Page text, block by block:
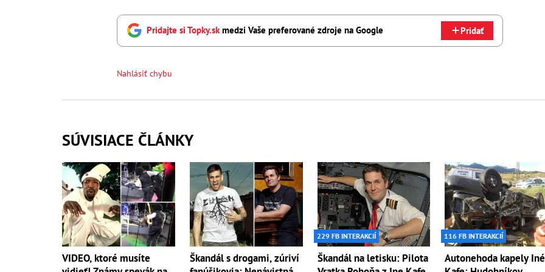
Pridajte si Topky.skmedzi Vaše preferované zdroje na Google Pridať
Nahlásiť chybu
SÚVISIACE ČLÁNKY
VIDEO, ktoré musíte
Škandál s drogami, zúriví
229 FB INTERAKCIÍ
Škandál na letisku: Pilota
116 FB INTERAKCIÍ
Autonehoda kapely Iné